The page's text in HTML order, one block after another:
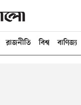
রাজনীতি বিশ্ব বাণিজ্য